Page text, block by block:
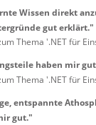
Wissen direkt
gut erklärt."
Thema '.NET für
haben mir
Thema '.NET für
entspannte
gut."